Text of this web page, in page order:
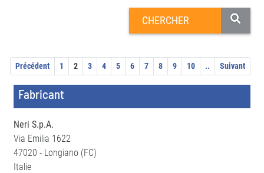
Précédent 1 2 3 4 5 6 7 8 9 10 .. Suivant
Fabricant
Neri S.p.A.
Via Emilia 1622
47020 - Longiano (FC)
Italie